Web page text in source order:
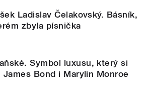
Ladislav Čelakovský. Básník,
zbyla písnička
Symbol luxusu, který si
James Bond i Marylin Monroe